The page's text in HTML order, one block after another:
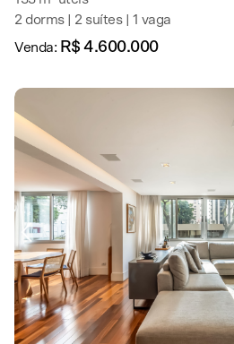
2 dorms | 2 suítes | 1 vaga
Venda: R$ 4.600.000